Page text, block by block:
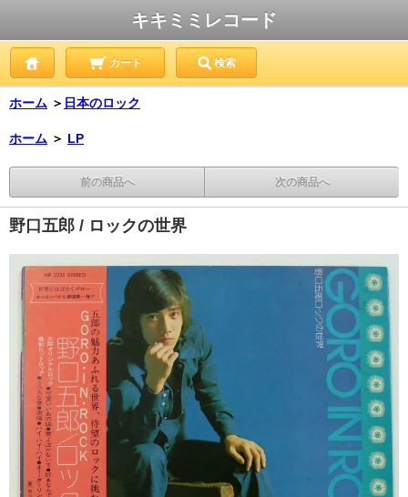
キキミミレコード
カート 検索
ホーム ＞ 日本のロック
ホーム ＞ LP
前の商品へ 次の商品へ
野口五郎 / ロックの世界